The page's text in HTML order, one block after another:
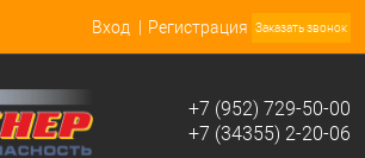
Вход Регистрация Заказать звонок
+7 (952) 729-50-00
+7 (34355) 2-20-06